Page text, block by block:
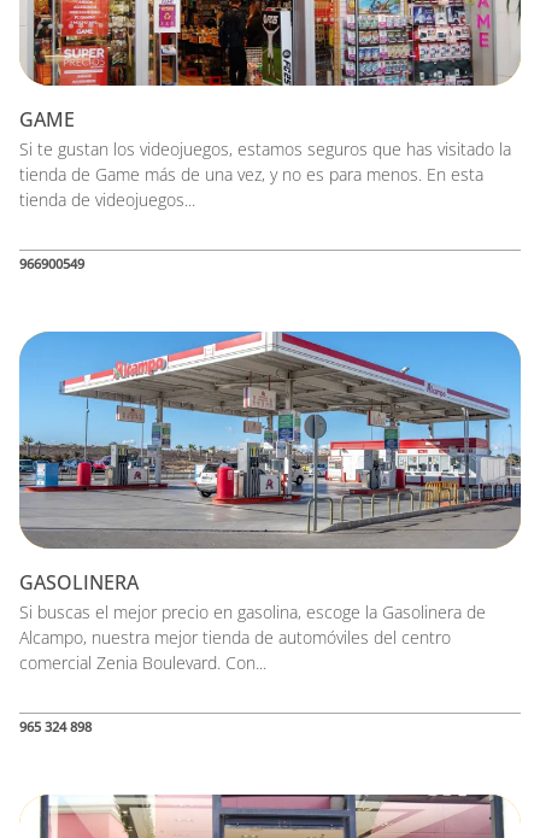
GAME
Si te gustan los videojuegos, estamos seguros que has visitado la
tienda de Game más de una vez, y no es para menos. En esta
tienda de videojuegos...
966900549
GASOLINERA
Si buscas el mejor precio en gasolina, escoge la Gasolinera de
Alcampo, nuestra mejor tienda de automóviles del centro
comercial Zenia Boulevard. Con...
965 324 898